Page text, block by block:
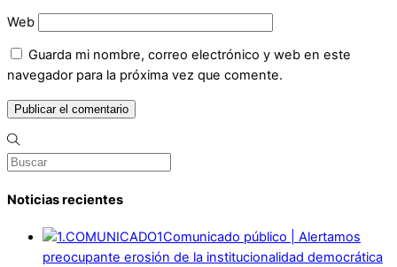
Web
Guarda mi nombre, correo electrónico y web en este
navegador para la próxima vez que comente.
Noticias recientes
Comunicado público | Alertamos
preocupante erosión de la institucionalidad democrática